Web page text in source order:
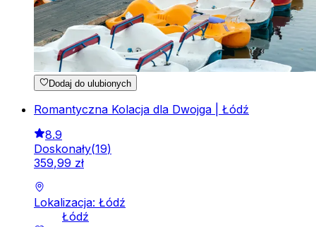
Dodaj do ulubionych
Romantyczna Kolacja dla Dwojga | Łódź
8.9
Doskonały(19)
359,99 zł
Lokalizacja: Łódź
Łódź